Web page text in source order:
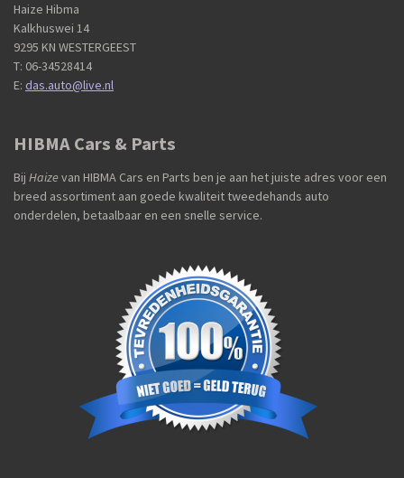
Haize Hibma
Kalkhuswei 14
9295 KN WESTERGEEST
T: 06-34528414
E: das.auto@live.nl
HIBMA Cars & Parts
Bij Haizevan HIBMA Cars en Parts ben je aan het juiste adres voor een
breed assortiment aan goede kwaliteit tweedehands auto
onderdelen, betaalbaar en een snelle service.